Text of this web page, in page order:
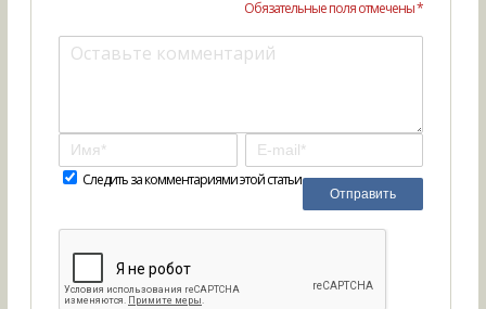
Обязательные поля отмечены *
Следить за комментариями этой статьи